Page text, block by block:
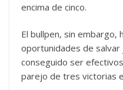
encima de cinco.
El bullpen, sin embargo,
oportunidades de
conseguido ser
parejo de tres victorias